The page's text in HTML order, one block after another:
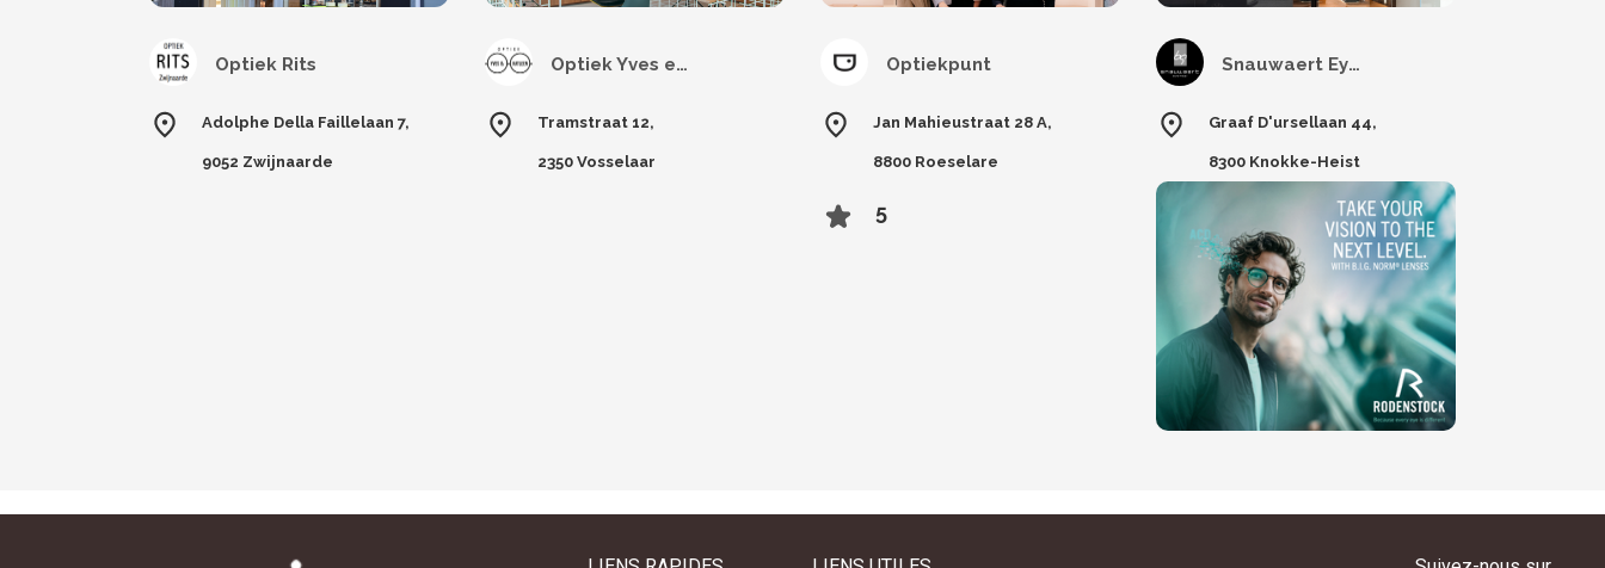
Optiek Rits
Adolphe Della Faillelaan 7,
9052 Zwijnaarde
Optiek Yves en Katleen
Tramstraat 12,
2350 Vosselaar
Optiekpunt
Jan Mahieustraat 28 A,
8800 Roeselare
5
Snauwaert Eyewear
Graaf D'ursellaan 44,
8300 Knokke-Heist